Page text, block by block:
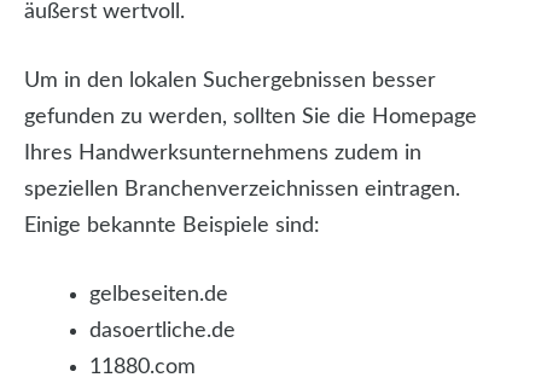
äußerst wertvoll.
Um in den lokalen Suchergebnissen besser
gefunden zu werden, sollten Sie die Homepage
Ihres Handwerksunternehmens zudem in
speziellen Branchenverzeichnissen eintragen.
Einige bekannte Beispiele sind:
gelbeseiten.de
dasoertliche.de
11880.com